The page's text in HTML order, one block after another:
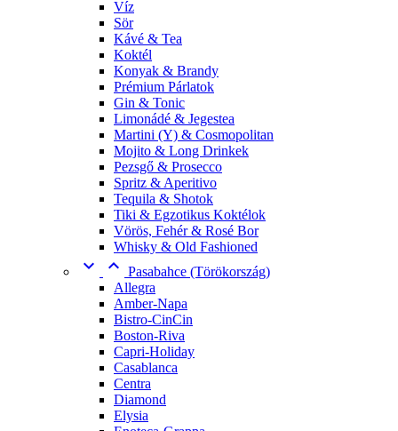
Víz
Sör
Kávé & Tea
Koktél
Konyak & Brandy
Prémium Párlatok
Gin & Tonic
Limonádé & Jegestea
Martini (Y) & Cosmopolitan
Mojito & Long Drinkek
Pezsgő & Prosecco
Spritz & Aperitivo
Tequila & Shotok
Tiki & Egzotikus Koktélok
Vörös, Fehér & Rosé Bor
Whisky & Old Fashioned
  Pasabahce (Törökország)
Allegra
Amber-Napa
Bistro-CinCin
Boston-Riva
Capri-Holiday
Casablanca
Centra
Diamond
Elysia